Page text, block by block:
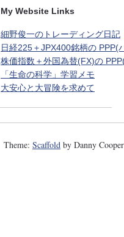
My Website Links
細野俊一のトレーディング日記
日経225＋JPX400銘柄の PPP(
株価指数＋外国為替(FX)の
「生命の科学」学習メモ
大安心と大冒険を求めて
Theme: Scaffold by Danny Cooper